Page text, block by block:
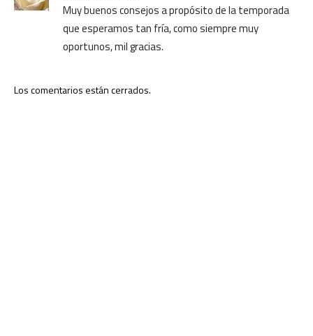
Muy buenos consejos a propósito de la temporada
que esperamos tan fría, como siempre muy
oportunos, mil gracias.
Los comentarios están cerrados.